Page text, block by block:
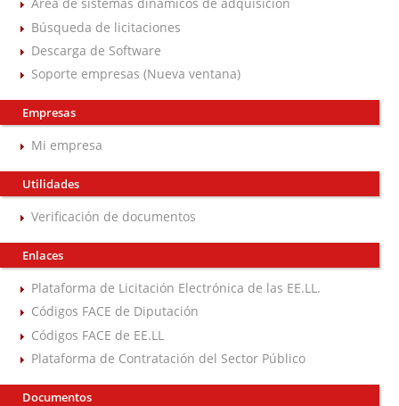
Área de sistemas dinámicos de adquisición
Búsqueda de licitaciones
Descarga de Software
Soporte empresas (Nueva ventana)
Empresas
Mi empresa
Utilidades
Verificación de documentos
Enlaces
Plataforma de Licitación Electrónica de las EE.LL.
Códigos FACE de Diputación
Códigos FACE de EE.LL
Plataforma de Contratación del Sector Público
Documentos